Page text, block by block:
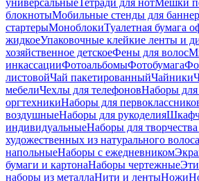
универсальныеТетради для нотМешки
блокнотыМобильные стенды для
стартерыМоноблокиТуалетная бумага
жидкоеУпаковочные клейкие ленты и
хозяйственное детскоеФены для волос
инкассацииФотоальбомыФотобумага
листовойЧай пакетированныйЧайники
мебелиЧехлы для телефоновНаборы
оргтехникиНаборы для
воздушныеНаборы для рукоделия
индивидуальныеНаборы для
художественных из натурального волоса
напольныеНаборы с ежедневником
бумаги и картонаНаборы чертежные
наборы из металлаНити и лентыНожи